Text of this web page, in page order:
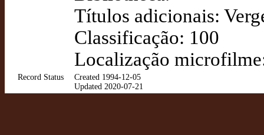
Títulos adicionais:
Classificação: 100
Localização
Record Status
Created 1994-12-05
Updated 2020-07-21